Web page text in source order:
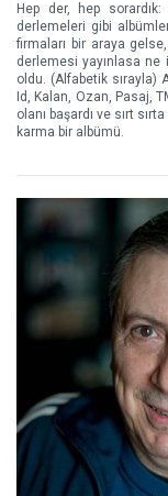
Hep der, hep
derlemeleri gibi
firmaları bir araya
derlemesi yayınlasa ne
oldu. (Alfabetik sırayla)
Id, Kalan, Ozan, Pasaj,
olanı başardı ve sırt
karma bir albümü.